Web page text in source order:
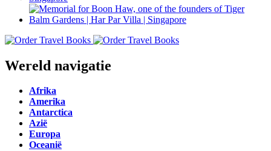
Wereld navigatie
Afrika
Amerika
Antarctica
Azië
Europa
Oceanië